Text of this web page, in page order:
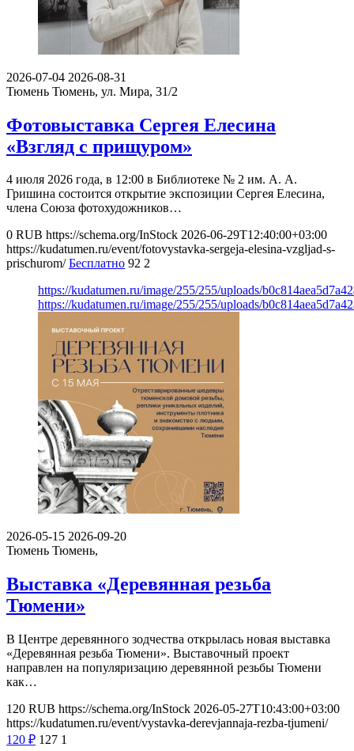
2026-07-04 2026-08-31
Тюмень Тюмень, ул. Мира, 31/2
Фотовыставка Сергея Елесина
«Взгляд с прищуром»
4 июля 2026 года, в 12:00 в Библиотеке № 2 им. А. А.
Гришина состоится открытие экспозиции Сергея Елесина,
члена Союза фотохудожников…
0 RUB https://schema.org/InStock 2026-06-29T12:40:00+03:00
https://kudatumen.ru/event/fotovystavka-sergeja-elesina-vzgljad-s-
prischurom/ Бесплатно 92 2
https://kudatumen.ru/image/255/255/uploads/
https://kudatumen.ru/image/255/255/uploads/
2026-05-15 2026-09-20
Тюмень Тюмень,
Выставка «Деревянная резьба
Тюмени»
В Центре деревянного зодчества открылась новая выставка
«Деревянная резьба Тюмени». Выставочный проект
направлен на популяризацию деревянной резьбы Тюмени
как…
120 RUB https://schema.org/InStock 2026-05-27T10:43:00+03:00
https://kudatumen.ru/event/vystavka-derevjannaja-rezba-tjumeni/
120 ₽ 127 1